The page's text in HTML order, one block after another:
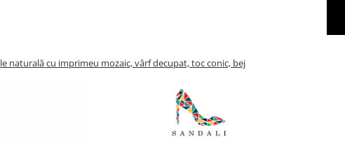
naturală cu imprimeu mozaic, vârf decupat, toc conic, bej